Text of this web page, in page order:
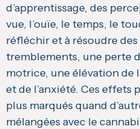
d’apprentissage, des
vue, l’ouïe, le temps, le
réfléchir et à résoudre
tremblements, une perte
motrice, une élévation de
et de l’anxiété. Ces effets
plus marqués quand
mélangées avec le